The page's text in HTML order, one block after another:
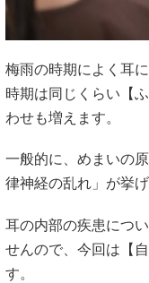
梅雨の時期によく耳
時期は同じくらい【
わせも増えます。
一般的に、めまいの
律神経の乱れ」が挙げ
耳の内部の疾患につ
せんので、今回は【
す。